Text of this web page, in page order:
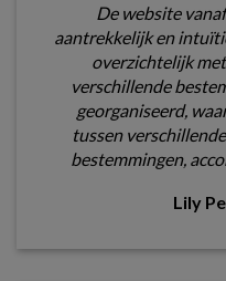
De website
aantrekkelijk en
overzichtelijk
verschillende
georganiseerd,
tussen
bestemmingen,
Lily